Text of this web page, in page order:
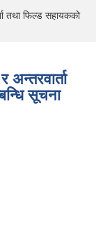
तथा फिल्ड सहायकको
सूचना